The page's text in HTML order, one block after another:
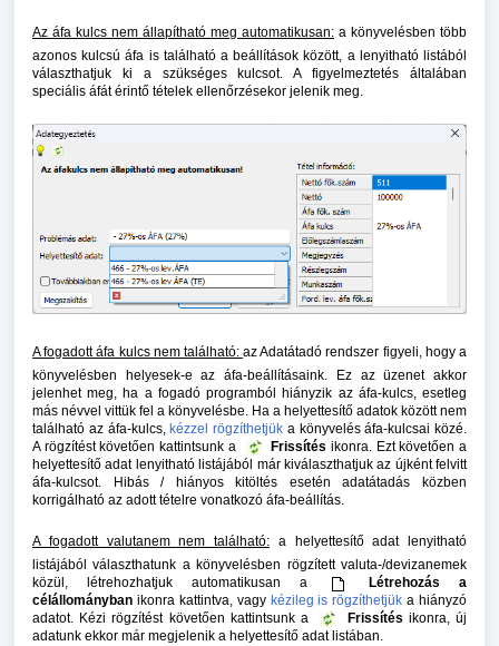
Az áfa kulcs nem állapítható meg automatikusan: a könyvelésben több
azonos kulcsú áfa is található a beállítások között, a lenyitható listából
választhatjuk ki a szükséges kulcsot. A figyelmeztetés általában
speciális áfát érintő tételek ellenőrzésekor jelenik meg.
A fogadott áfa kulcs nem található: az Adatátadó rendszer figyeli, hogy a
könyvelésben helyesek-e az áfa-beállításaink. Ez az üzenet akkor
jelenhet meg, ha a fogadó programból hiányzik az áfa-kulcs, esetleg
más névvel vittük fel a könyvelésbe. Ha a helyettesítő adatok között nem
található az áfa-kulcs, kézzel rögzíthetjük a könyvelés áfa-kulcsai közé.
A rögzítést követően kattintsunk a
Frissítés ikonra. Ezt követően a
helyettesítő adat lenyitható listájából már kiválaszthatjuk az újként felvitt
áfa-kulcsot. Hibás / hiányos kitöltés esetén adatátadás közben
korrigálható az adott tételre vonatkozó áfa-beállítás.
A fogadott valutanem nem található: a helyettesítő adat lenyitható
listájából választhatunk a könyvelésben rögzített valuta-/devizanemek
közül, létrehozhatjuk automatikusan a
Létrehozás a
célállományban ikonra kattintva, vagy kézileg is rögzíthetjük a hiányzó
adatot. Kézi rögzítést követően kattintsunk a
Frissítés ikonra, új
adatunk ekkor már megjelenik a helyettesítő adat listában.